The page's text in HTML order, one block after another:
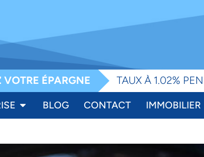
VOTRE ÉPARGNE TAUX À 1.02%
BLOG CONTACT IMMOBILIER